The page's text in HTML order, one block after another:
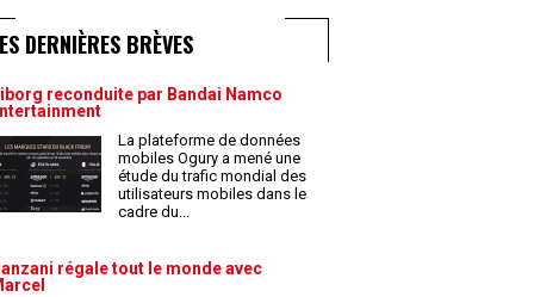
DERNIÈRES BRÈVES
reconduite par Bandai Namco
La plateforme de données
mobiles Ogury a mené une
étude du trafic mondial des
utilisateurs mobiles dans le
cadre du...
régale tout le monde avec